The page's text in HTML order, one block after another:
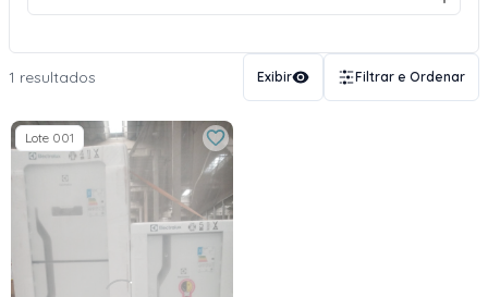
1 resultados Exibir Filtrar e Ordenar
Lote 001